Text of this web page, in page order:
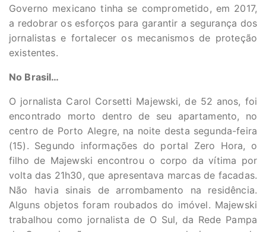
Governo mexicano tinha se comprometido, em 2017,
a redobrar os esforços para garantir a segurança dos
jornalistas e fortalecer os mecanismos de proteção
existentes.
No Brasil…
O jornalista Carol Corsetti Majewski, de 52 anos, foi
encontrado morto dentro de seu apartamento, no
centro de Porto Alegre, na noite desta segunda-feira
(15). Segundo informações do portal Zero Hora, o
filho de Majewski encontrou o corpo da vítima por
volta das 21h30, que apresentava marcas de facadas.
Não havia sinais de arrombamento na residência.
Alguns objetos foram roubados do imóvel. Majewski
trabalhou como jornalista de O Sul, da Rede Pampa